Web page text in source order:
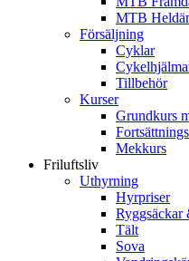
MTB
Försäljning
Cyklar
Tillbehör
Kurser
Grundkurs
Mekkurs
Friluftsliv
Uthyrning
Hyrpriser
Ryggsäckar
Tält
Sova